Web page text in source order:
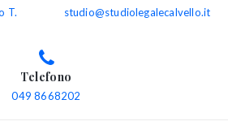
T. studio@studiolegalecalvello.it
Telefono
049 8668202